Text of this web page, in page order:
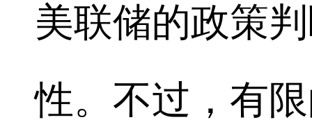
美联储的政策
性。不过，有